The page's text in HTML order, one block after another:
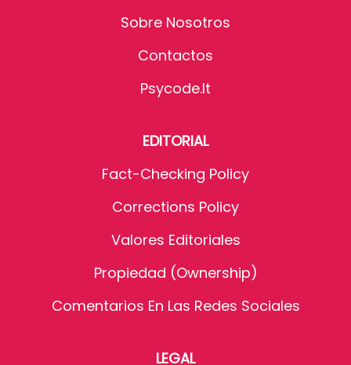
Sobre Nosotros
Contactos
Psycode.it
EDITORIAL
Fact-Checking Policy
Corrections Policy
Valores Editoriales
Propiedad (Ownership)
Comentarios En Las Redes Sociales
LEGAL